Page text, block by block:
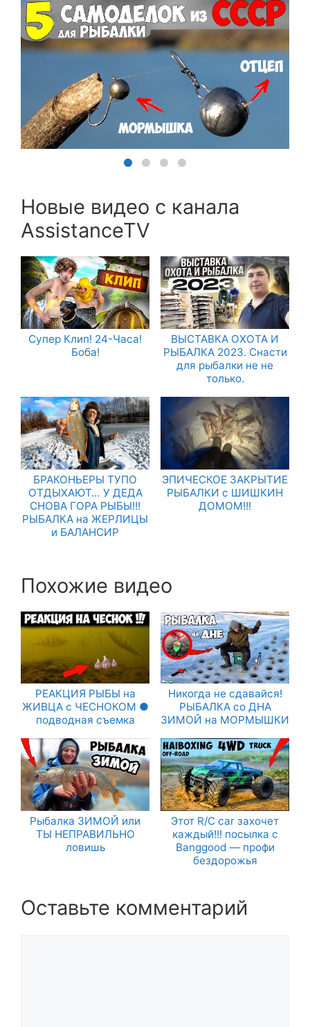
Новые видео с канала
AssistanceTV
Супер Клип! 24-Часа!
Боба!
ВЫСТАВКА ОХОТА И
РЫБАЛКА 2023. Снасти
для рыбалки не не
только.
БРАКОНЬЕРЫ ТУПО
ОТДЫХАЮТ… У ДЕДА
СНОВА ГОРА РЫБЫ!!!
РЫБАЛКА на ЖЕРЛИЦЫ
и БАЛАНСИР
ЭПИЧЕСКОЕ ЗАКРЫТИЕ
РЫБАЛКИ с ШИШКИН
ДОМОМ!!!
Похожие видео
РЕАКЦИЯ РЫБЫ на
ЖИВЦА с ЧЕСНОКОМ ●
подводная съемка
Никогда не сдавайся!
РЫБАЛКА со ДНА
ЗИМОЙ на МОРМЫШКИ
Рыбалка ЗИМОЙ или
ТЫ НЕПРАВИЛЬНО
ловишь
Этот R/C car захочет
каждый!!! посылка с
Banggood — профи
бездорожья
Оставьте комментарий